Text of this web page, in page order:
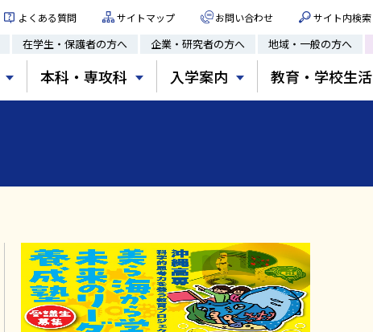
よくある質問 サイトマップ お問い合わせ サイト内検索
在学生・保護者の方へ 企業・研究者の方へ 地域・一般の方へ
本科・専攻科 入学案内 教育・学校生活